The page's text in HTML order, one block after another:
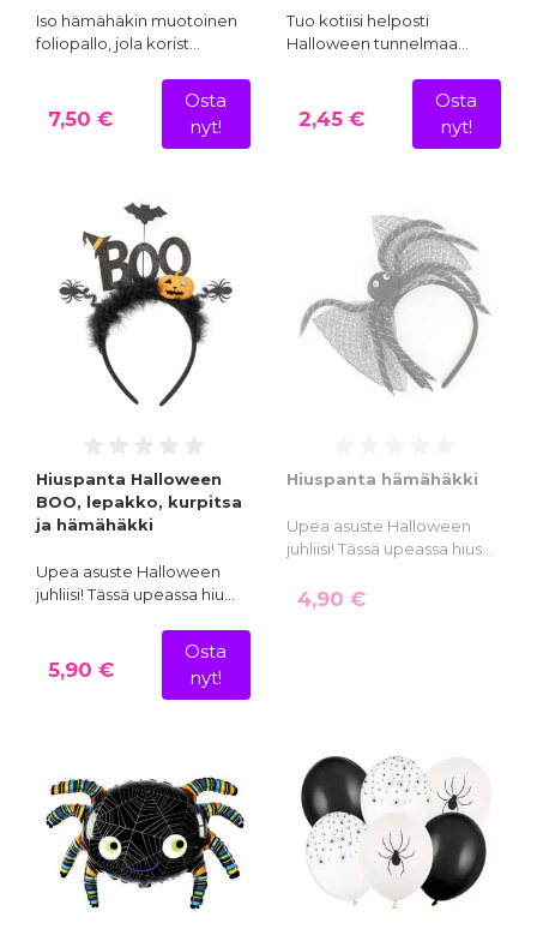
Iso hämähäkin muotoinen
foliopallo, jola korist…
7,50 €
Osta
nyt!
Tuo kotiisi helposti
Halloween tunnelmaa…
2,45 €
Osta
nyt!
Hiuspanta Halloween
BOO, lepakko, kurpitsa
ja hämähäkki
Upea asuste Halloween
juhliisi! Tässä upeassa hiu…
5,90 €
Osta
nyt!
Hiuspanta hämähäkki
Upea asuste Halloween
juhliisi! Tässä upeassa hius…
4,90 €